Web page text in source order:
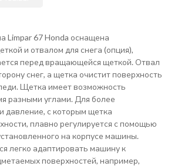
Limpar 67 Honda оснащена
и отвалом для снега (опция),
перед вращающейся щеткой. Отвал
снег, а щетка очистит поверхность
Щетка имеет возможность
разными углами. Для более
давление, с которым щетка
плавно регулируется с помощью
на корпусе машины.
легко адаптировать машину к
поверхностей, например,